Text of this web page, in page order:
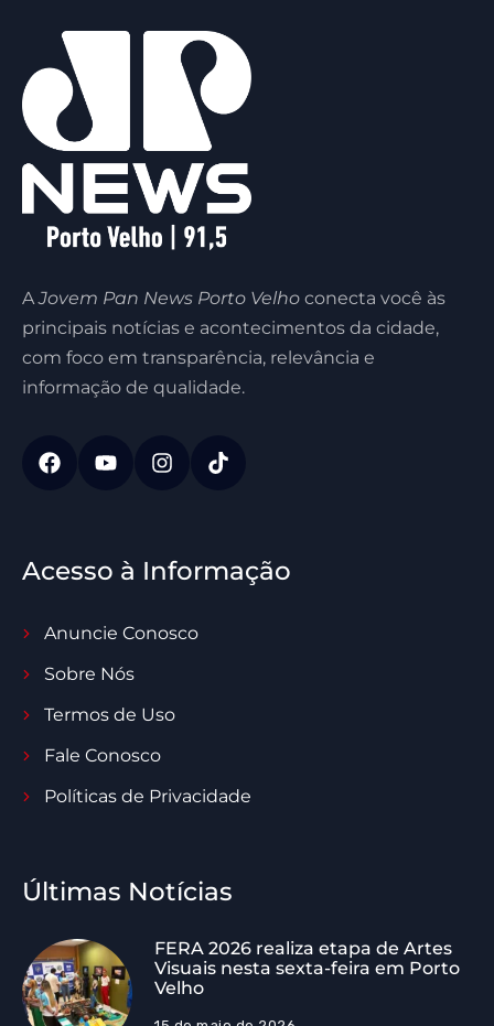
AJovem Pan News Porto Velho conecta você às
principais notícias e acontecimentos da cidade,
com foco em transparência, relevância e
informação de qualidade.
Acesso à Informação
Anuncie Conosco
Sobre Nós
Termos de Uso
Fale Conosco
Políticas de Privacidade
Últimas Notícias
FERA 2026 realiza etapa de Artes
Visuais nesta sexta-feira em Porto
Velho